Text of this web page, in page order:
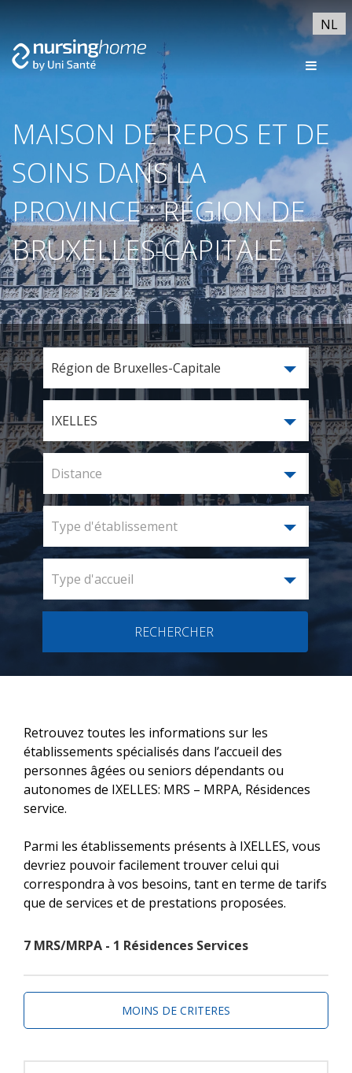
NL
MAISON DE REPOS ET DE
SOINS DANS LA
PROVINCE : RÉGION DE
BRUXELLES-CAPITALE
Région de Bruxelles-Capitale
IXELLES
Distance
Type d'établissement
Type d'accueil
RECHERCHER
Retrouvez toutes les informations sur les
établissements spécialisés dans l’accueil des
personnes âgées ou seniors dépendants ou
autonomes de IXELLES: MRS – MRPA, Résidences
service.
Parmi les établissements présents à IXELLES, vous
devriez pouvoir facilement trouver celui qui
correspondra à vos besoins, tant en terme de tarifs
que de services et de prestations proposées.
7 MRS/MRPA - 1 Résidences Services
MOINS DE CRITERES